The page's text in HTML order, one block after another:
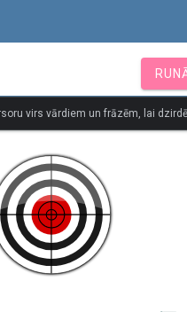
virs vārdiem un frāzēm, lai